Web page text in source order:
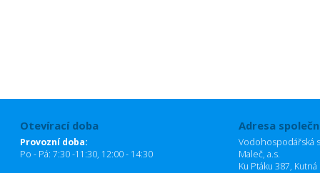
Otevírací doba
Provozní doba:
Po - Pá: 7:30 -11:30, 12:00 - 14:30
Adresa
Vodohospodářská
Maleč, a.s.
Ku Ptáku 387,